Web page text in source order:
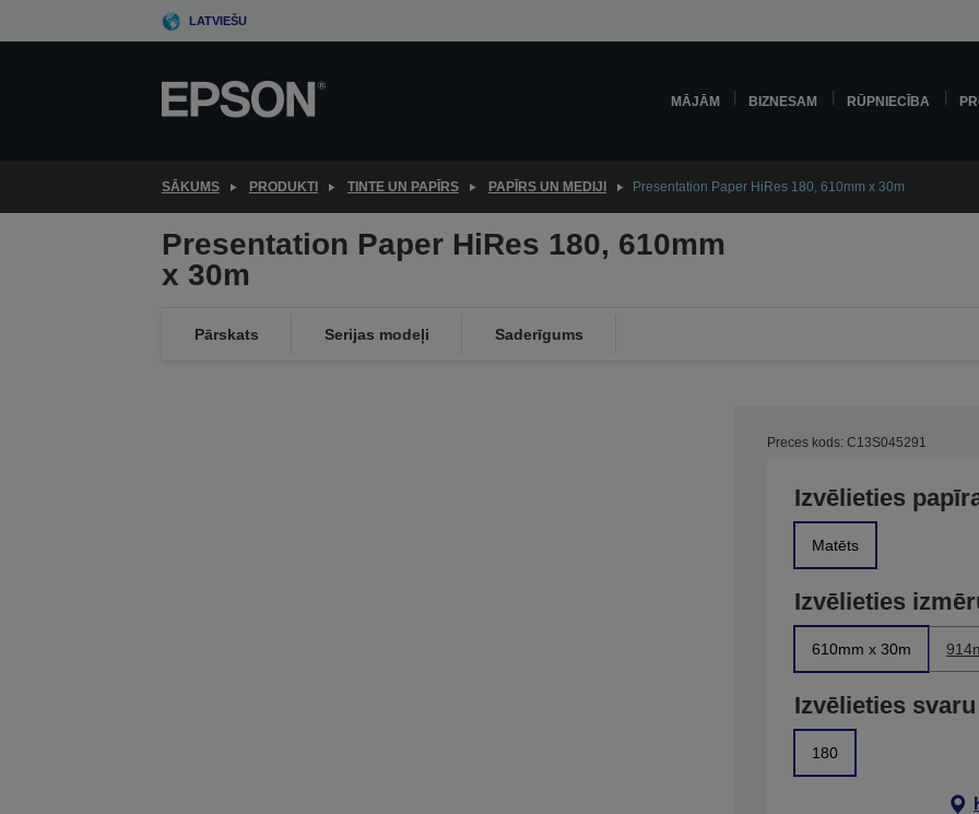
to
LATVIEŠU
MĀJĀM BIZNESAM RŪPNIECĪBA
SĀKUMS PRODUKTI TINTE UN PAPĪRS PAPĪRS UN MEDIJI Presentation Paper HiRes 180, 610mm x 30m
Presentation Paper HiRes 180, 610mm
x 30m
Pārskats Serijas modeļi Saderīgums
Preces kods: C13S045291
Izvēlieties
Matēts
Izvēlieties
610mm x 30m
Izvēlieties svaru
180